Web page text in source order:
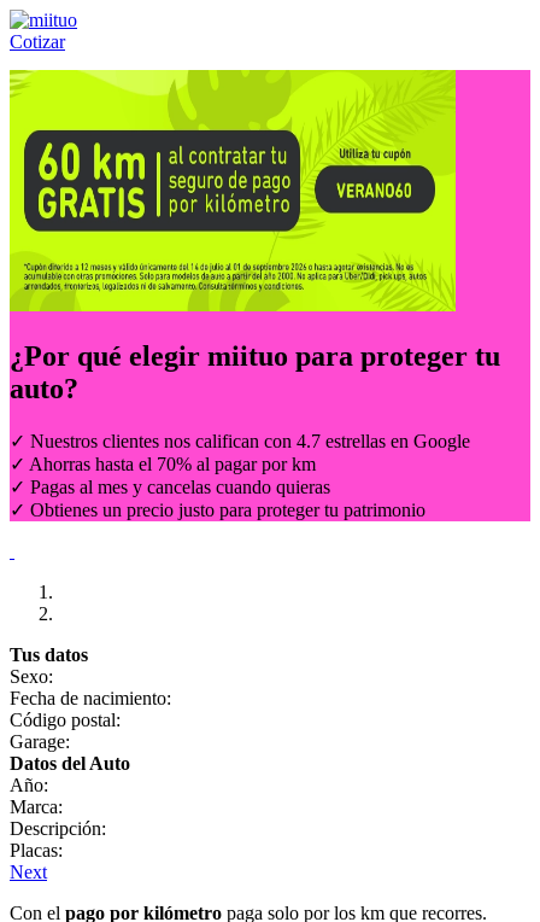
Cotizar
Llámanos al:(55) 84-21-05-00 ó
¿Por qué elegir miituo para proteger tu
auto?
✓ Nuestros clientes nos califican con 4.7 estrellas en Google
✓ Ahorras hasta el 70% al pagar por km
✓ Pagas al mes y cancelas cuando quieras
✓ Obtienes un precio justo para proteger tu patrimonio
Tus datos
Sexo:
Fecha de nacimiento:
Código postal:
Garage:
Datos del Auto
Año:
Marca:
Descripción:
Placas:
Next
Con el pago por kilómetro paga solo por los km que recorres.